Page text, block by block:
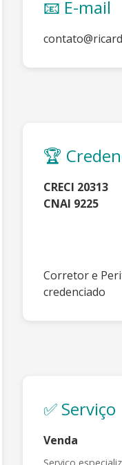
📧 E-mail
🏆
CRECI 20313
CNAI 9225
Corretor e
credenciado
✅ Serviço
Venda